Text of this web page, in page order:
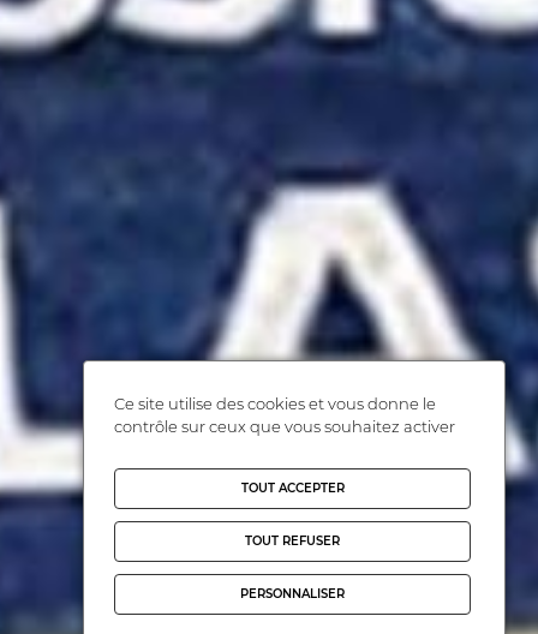
Ce site utilise des cookies et vous donne le
contrôle sur ceux que vous souhaitez activer
TOUT ACCEPTER
TOUT REFUSER
PERSONNALISER